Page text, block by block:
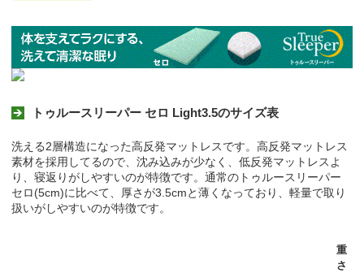
トゥルースリーパー セロ Light3.5のサイズ表
洗える2層構造になった高反発マットレスです。高反発マットレス
素材を採用してるので、沈み込みが少なく、低反発マットレスよ
り、寝返りがしやすいのが特徴です。通常のトゥルースリーパー
セロ(5cm)に比べて、厚さが3.5cmと薄くなっており、軽量で取り
扱いがしやすいのが特徴です。
重
さ